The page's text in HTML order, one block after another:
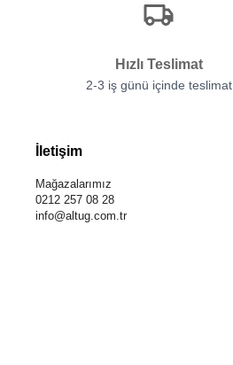
Hızlı Teslimat
2-3 iş günü içinde teslimat
İletişim
Mağazalarımız
0212 257 08 28
info@altug.com.tr